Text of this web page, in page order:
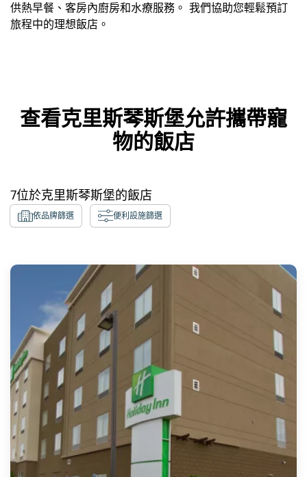
供熱早餐、客房內廚房和水療服務。 我們協助您輕鬆預訂
旅程中的理想飯店。
查看克里斯琴斯堡允許攜帶寵
物的飯店
7位於克里斯琴斯堡的飯店
依品牌篩選 便利設施篩選